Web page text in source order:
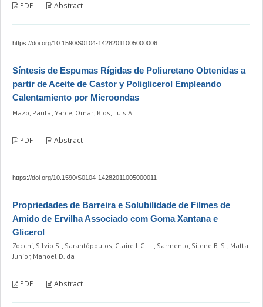
PDF Abstract
https://doi.org/10.1590/S0104-14282011005000006
Síntesis de Espumas Rígidas de Poliuretano Obtenidas a
partir de Aceite de Castor y Poliglicerol Empleando
Calentamiento por Microondas
Mazo, Paula; Yarce, Omar; Rios, Luis A.
PDF Abstract
https://doi.org/10.1590/S0104-14282011005000011
Propriedades de Barreira e Solubilidade de Filmes de
Amido de Ervilha Associado com Goma Xantana e
Glicerol
Zocchi, Silvio S.; Sarantópoulos, Claire I. G. L.; Sarmento, Silene B. S.; Matta
Junior, Manoel D. da
PDF Abstract